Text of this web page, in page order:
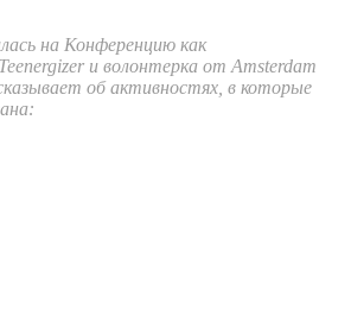
на Конференцию как
и волонтерка от Amsterdam
об активностях, в которые